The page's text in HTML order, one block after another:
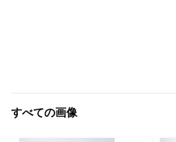
すべての画像